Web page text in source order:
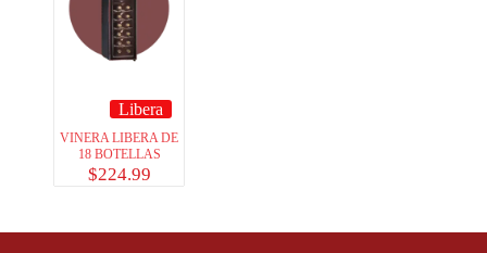
Libera
VINERA LIBERA DE
18 BOTELLAS
$224.99